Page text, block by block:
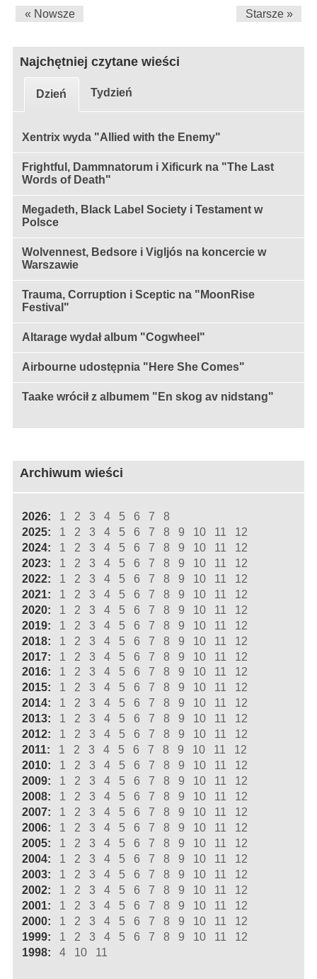
« Nowsze Starsze »
Najchętniej czytane wieści
Dzień Tydzień
Xentrix wyda "Allied with the Enemy"
Frightful, Dammnatorum i Xificurk na "The Last
Words of Death"
Megadeth, Black Label Society i Testament w
Polsce
Wolvennest, Bedsore i Vigljós na koncercie w
Warszawie
Trauma, Corruption i Sceptic na "MoonRise
Festival"
Altarage wydał album "Cogwheel"
Airbourne udostępnia "Here She Comes"
Taake wrócił z albumem "En skog av nidstang"
Archiwum wieści
2026: 1 2 3 4 5 6 7
8
2025:
1 2 3 4 5 6 7 8 9 10 11
12
2024:
1 2 3 4 5 6 7 8 9 10 11
12
2023:
1 2 3 4 5 6 7 8 9 10 11
12
2022:
1 2 3 4 5 6 7 8 9 10 11
12
2021:
1 2 3 4 5 6 7 8 9 10 11
12
2020:
1 2 3 4 5 6 7 8 9 10 11
12
2019:
1 2 3 4 5 6 7 8 9 10 11
12
2018:
1 2 3 4 5 6 7 8 9 10 11
12
2017:
1 2 3 4 5 6 7 8 9 10 11
12
2016:
1 2 3 4 5 6 7 8 9 10 11
12
2015:
1 2 3 4 5 6 7 8 9 10 11
12
2014:
1 2 3 4 5 6 7 8 9 10 11
12
2013:
1 2 3 4 5 6 7 8 9 10 11
12
2012:
1 2 3 4 5 6 7 8 9 10 11
12
2011:
1 2 3 4 5 6 7 8 9 10 11
12
2010:
1 2 3 4 5 6 7 8 9 10 11
12
2009:
1 2 3 4 5 6 7 8 9 10 11
12
2008:
1 2 3 4 5 6 7 8 9 10 11
12
2007:
1 2 3 4 5 6 7 8 9 10 11
12
2006:
1 2 3 4 5 6 7 8 9 10 11
12
2005:
1 2 3 4 5 6 7 8 9 10 11
12
2004:
1 2 3 4 5 6 7 8 9 10 11
12
2003:
1 2 3 4 5 6 7 8 9 10 11
12
2002:
1 2 3 4 5 6 7 8 9 10 11
12
2001:
1 2 3 4 5 6 7 8 9 10 11
12
2000:
1 2 3 4 5 6 7 8 9 10 11
12
1999:
1 2 3 4 5 6 7 8 9 10 11
12
1998:
4 10 11